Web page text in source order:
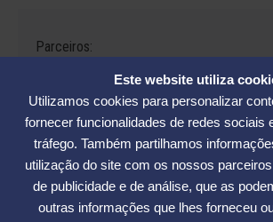
Este website utiliza
Utilizamos cookies para personalizar
fornecer funcionalidades de redes sociais
tráfego. Também partilhamos
utilização do site com os nossos
de publicidade e de análise, que as
outras informações que lhes forneceu
Parceiros:
Avenida César Seara, 560 - Florianópolis |
- (48) 3234-2089 - (48) 3233-5370. | E-mail:
Sede de Praia: Rua Elke Hering, 70, Barra da
Telefone 48 3365-5789 | E-mail: